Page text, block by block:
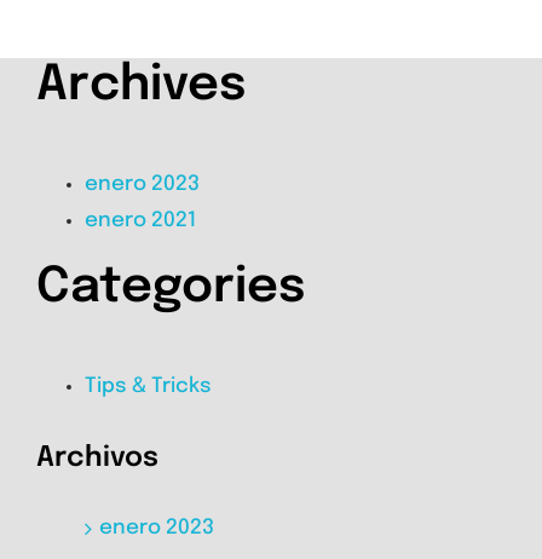
Archives
enero 2023
enero 2021
Categories
Tips & Tricks
Archivos
enero 2023